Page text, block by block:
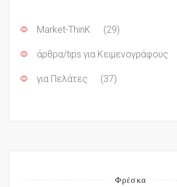
Market-ThinK (29)
άρθρα/tips για Κειμενογράφους
για Πελάτες (37)
Φρέσκα